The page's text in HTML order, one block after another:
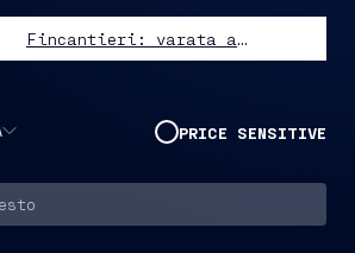
Fincantieri: varata a Monfalcone "Norwegian Aura"
PRICE SENSITIVE